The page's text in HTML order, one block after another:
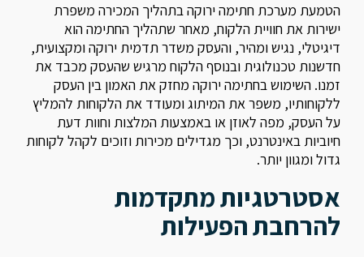
הטמעת מערכת חתימה ירוקה בתהליך המכירה משפרת
ישירות את חוויית הלקוח, מאחר שתהליך החתימה הוא
דיגיטלי, נגיש ומהיר, והעסק משדר תדמית ירוקה ומקצועית,
חדשנות טכנולוגית ובנוסף הלקוח מרגיש שהעסק מכבד את
זמנו. השימוש בחתימה ירוקה מחזק את האמון בין העסק
ללקוחותיו, משפר את המיתוג ומעודד את הלקוחות להמליץ
על העסק, מפה לאוזן או באמצעות המלצות וחוות דעת
חיוביות באינטרנט, וכך מגדילים מכירות וזוכים לקהל לקוחות
גדול ומגוון יותר.
אסטרטגיות מתקדמות
להרחבת הפעילות